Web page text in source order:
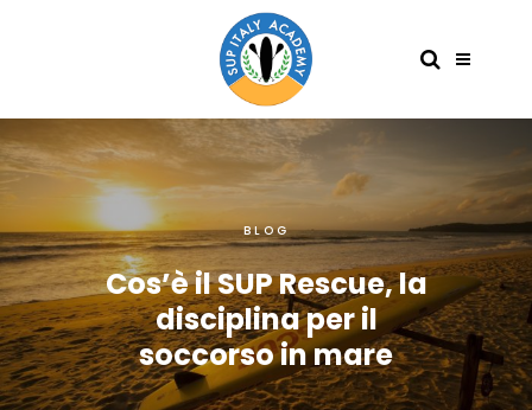
BLOG
Cos’è il SUP Rescue, la
disciplina per il
soccorso in mare